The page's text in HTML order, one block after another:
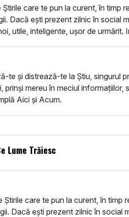
Știrile care te pun la curent, în
Dacă ești prezent zilnic în social
utile, inteligente, ușor de urmărit.
te și distrează-te la Știu, singurul
prinși mereu în meciul
Aici și Acum.
Lume Trăiesc
Știrile care te pun la curent, în
Dacă ești prezent zilnic în social